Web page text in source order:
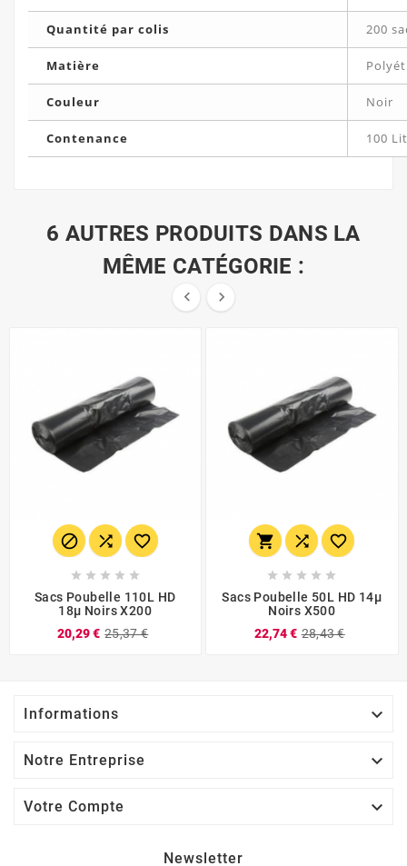
Quantité par colis 200
Matière
Couleur Noir
Contenance 100
6 AUTRES PRODUITS DANS LA
MÊME CATÉGORIE :
 
  
    
Sacs Poubelle 110L HD
18µ Noirs X200
20,29 € 25,37 €
  
    
Sacs Poubelle 50L HD 14µ
Noirs X500
22,74 € 28,43 €
Informations 
Notre Entreprise 
Votre Compte 
Newsletter